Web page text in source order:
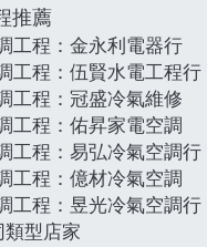
推薦
工程：金永利電器行
工程：伍賢水電工程行
工程：冠盛冷氣維修
工程：佑昇家電空調
工程：易弘冷氣空調行
工程：億材冷氣空調
工程：昱光冷氣空調行
類型店家